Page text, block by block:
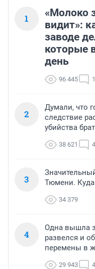
1
«Молоко
видит»:
заводе
которые
день
96 445
2
Думали, что
следствие
убийства
38 621
3
Тюмени. Куда
34 379
4
Одна вышла
развелся и
перемены в
29 943